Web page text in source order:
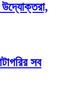
উদ্যোক্তরা,
সব